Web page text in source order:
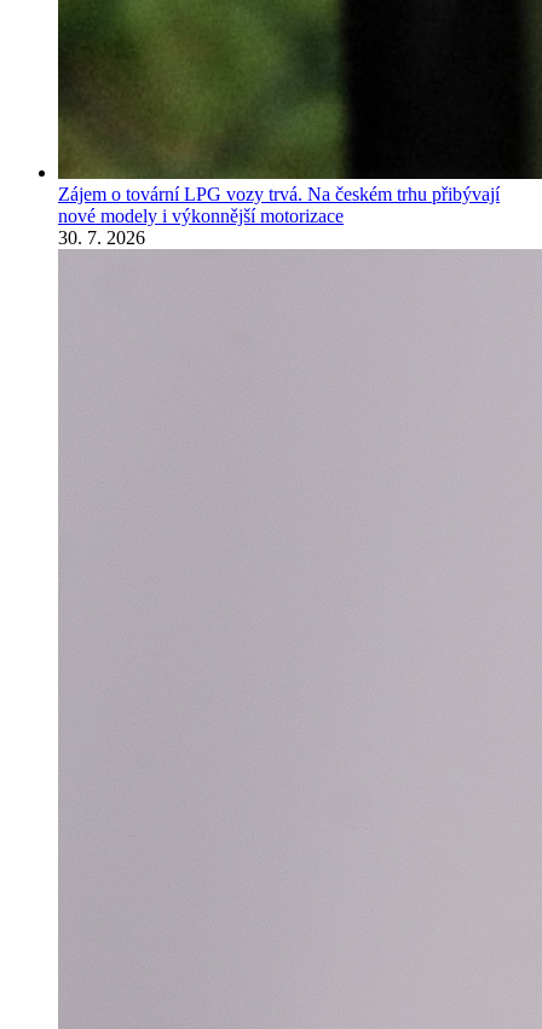
Zájem o tovární LPG vozy trvá. Na českém trhu přibývají
nové modely i výkonnější motorizace
30. 7. 2026